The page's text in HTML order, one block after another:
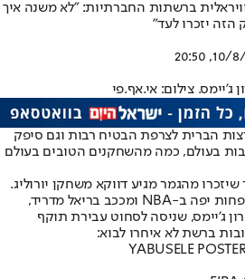
ברשתות החברתיות: "לא משנה איך
יזכרו לעד"
10/8/
הברית לצרפת הבטיח רבות וגם סיפק
בעולם, כמה מהשחקנים הטובים בעולם
מהגמר מגיע דווקא משחקן יורוליג.
גרשון יבוסלה, שחווה תקופה פחות יפה ב-NBA ומככב בריאל מדריד,
ג'יימס, שניסה לסחוט עבירת תוקף
ברשת לא איחרו לבוא:
YABUSELE